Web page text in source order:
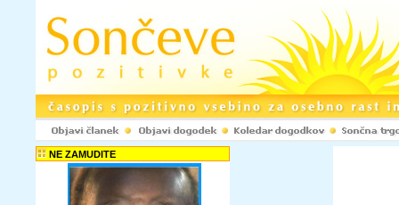
NE ZAMUDITE